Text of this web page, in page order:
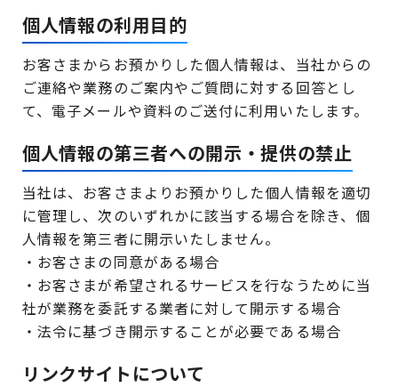
個人情報の利用目的
お客さまからお預かりした個人情報は、当社からの
ご連絡や業務のご案内やご質問に対する回答とし
て、電子メールや資料のご送付に利用いたします。
個人情報の第三者への開示・提供の禁止
当社は、お客さまよりお預かりした個人情報を適切
に管理し、次のいずれかに該当する場合を除き、個
人情報を第三者に開示いたしません。
・お客さまの同意がある場合
・お客さまが希望されるサービスを行なうために当
社が業務を委託する業者に対して開示する場合
・法令に基づき開示することが必要である場合
リンクサイトについて